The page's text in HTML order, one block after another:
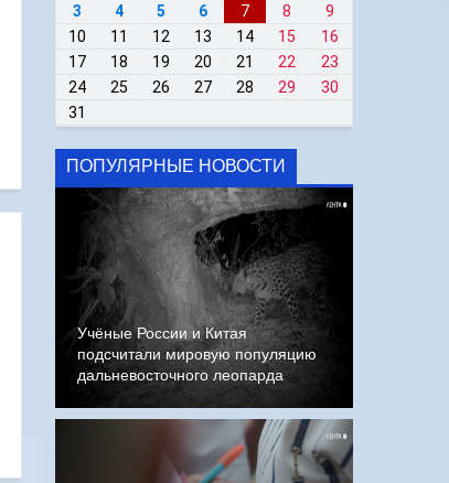
3
4 5 6 7 8
9
10
11 12 13 14 15
16
17
18 19 20 21 22
23
24
25 26 27 28 29
30
31
ПОПУЛЯРНЫЕ НОВОСТИ
Учёные России и Китая
подсчитали мировую популяцию
дальневосточного леопарда